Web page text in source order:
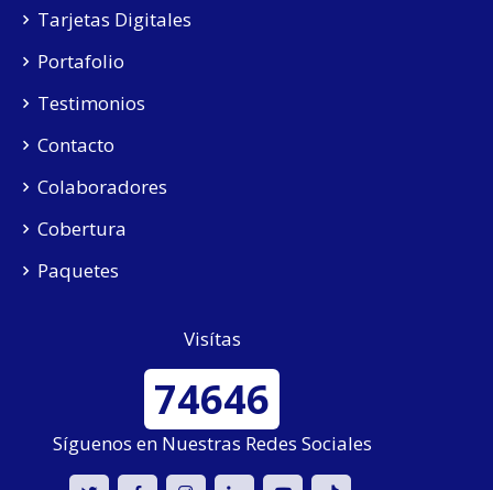
Tarjetas Digitales
Portafolio
Testimonios
Contacto
Colaboradores
Cobertura
Paquetes
Visítas
74646
Síguenos en Nuestras Redes Sociales